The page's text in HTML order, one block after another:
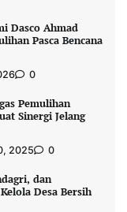
Dasco Ahmad
Pasca Bencana
0
Pemulihan
Sinergi Jelang
2025 0
dan
Desa Bersih